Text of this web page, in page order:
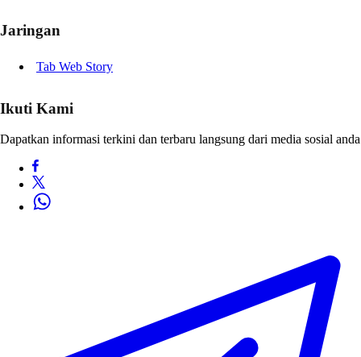
Jaringan
Tab Web Story
Ikuti Kami
Dapatkan informasi terkini dan terbaru langsung dari media sosial anda